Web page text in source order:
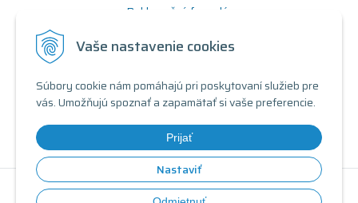
Vaše nastavenie cookies
Súbory cookie nám pomáhajú pri poskytovaní služieb pre
vás. Umožňujú spoznať a zapamätať si vaše preferencie.
Prijať
Nastaviť
Reklamačný formulár
Obchodné podmienky
Doprava a možnosti platby
Triedy a stavy produktov